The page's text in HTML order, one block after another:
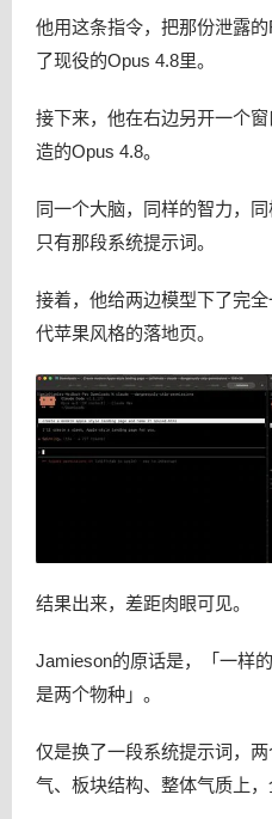
他用这条指令，把那份泄露
了现役的Opus 4.8里。
接下来，他在右边另开一个
造的Opus 4.8。
同一个大脑，同样的智力，
只有那段系统提示词。
接着，他给两边模型下了完
代苹果风格的落地页。
结果出来，差距肉眼可见。
Jamieson的原话是，「一样
是两个物种」。
仅是换了一段系统提示词，
气、板块结构、整体气质上，